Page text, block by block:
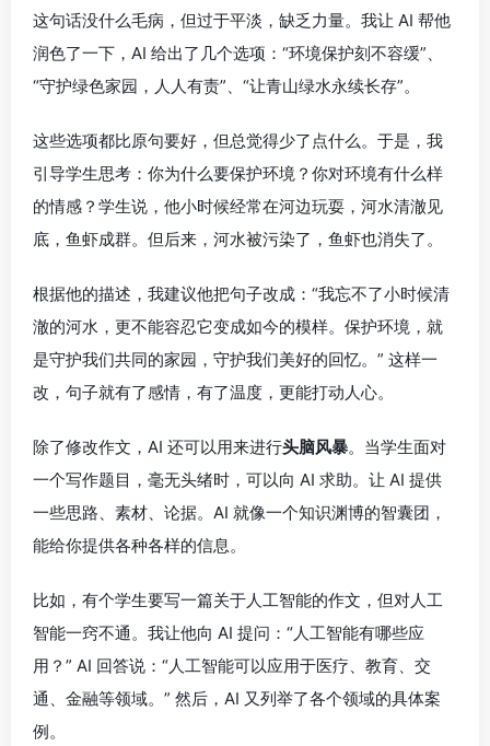
这句话没什么毛病，但过于平淡，缺乏力量。我让 AI 帮他
润色了一下，AI 给出了几个选项：“环境保护刻不容缓”、
“守护绿色家园，人人有责”、“让青山绿水永续长存”。
这些选项都比原句要好，但总觉得少了点什么。于是，我
引导学生思考：你为什么要保护环境？你对环境有什么样
的情感？学生说，他小时候经常在河边玩耍，河水清澈见
底，鱼虾成群。但后来，河水被污染了，鱼虾也消失了。
根据他的描述，我建议他把句子改成：“我忘不了小时候清
澈的河水，更不能容忍它变成如今的模样。保护环境，就
是守护我们共同的家园，守护我们美好的回忆。” 这样一
改，句子就有了感情，有了温度，更能打动人心。
除了修改作文，AI 还可以用来进行头脑风暴。当学生面对
一个写作题目，毫无头绪时，可以向 AI 求助。让 AI 提供
一些思路、素材、论据。AI 就像一个知识渊博的智囊团，
能给你提供各种各样的信息。
比如，有个学生要写一篇关于人工智能的作文，但对人工
智能一窍不通。我让他向 AI 提问：“人工智能有哪些应
用？” AI 回答说：“人工智能可以应用于医疗、教育、交
通、金融等领域。” 然后，AI 又列举了各个领域的具体案
例。